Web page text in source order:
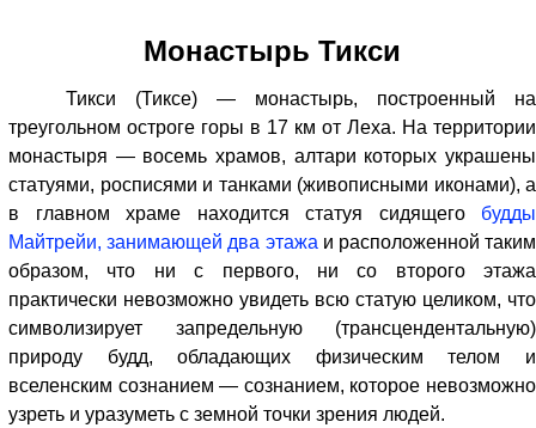
Монастырь Тикси
Тикси (Тиксе) — монастырь, построенный на
треугольном остроге горы в 17 км от Леха. На территории
монастыря — восемь храмов, алтари которых украшены
статуями, росписями и танками (живописными иконами), а
в главном храме находится статуя сидящего будды
Майтрейи, занимающей два этажа и расположенной таким
образом, что ни с первого, ни со второго этажа
практически невозможно увидеть всю статую целиком, что
символизирует запредельную (трансцендентальную)
природу будд, обладающих физическим телом и
вселенским сознанием — сознанием, которое невозможно
узреть и уразуметь с земной точки зрения людей.